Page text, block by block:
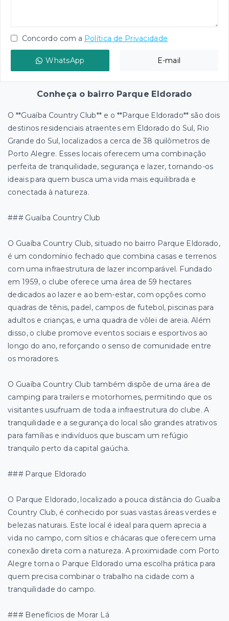
Concordo com a Política de Privacidade
WhatsApp E-mail
Conheça o bairro Parque Eldorado
O **Guaíba Country Club** e o **Parque Eldorado** são dois
destinos residenciais atraentes em Eldorado do Sul, Rio
Grande do Sul, localizados a cerca de 38 quilômetros de
Porto Alegre. Esses locais oferecem uma combinação
perfeita de tranquilidade, segurança e lazer, tornando-os
ideais para quem busca uma vida mais equilibrada e
conectada à natureza.
### Guaíba Country Club
O Guaíba Country Club, situado no bairro Parque Eldorado,
é um condomínio fechado que combina casas e terrenos
com uma infraestrutura de lazer incomparável. Fundado
em 1959, o clube oferece uma área de 59 hectares
dedicados ao lazer e ao bem-estar, com opções como
quadras de tênis, padel, campos de futebol, piscinas para
adultos e crianças, e uma quadra de vôlei de areia. Além
disso, o clube promove eventos sociais e esportivos ao
longo do ano, reforçando o senso de comunidade entre
os moradores.
O Guaíba Country Club também dispõe de uma área de
camping para trailers e motorhomes, permitindo que os
visitantes usufruam de toda a infraestrutura do clube. A
tranquilidade e a segurança do local são grandes atrativos
para famílias e indivíduos que buscam um refúgio
tranquilo perto da capital gaúcha.
### Parque Eldorado
O Parque Eldorado, localizado a pouca distância do Guaíba
Country Club, é conhecido por suas vastas áreas verdes e
belezas naturais. Este local é ideal para quem aprecia a
vida no campo, com sítios e chácaras que oferecem uma
conexão direta com a natureza. A proximidade com Porto
Alegre torna o Parque Eldorado uma escolha prática para
quem precisa combinar o trabalho na cidade com a
tranquilidade do campo.
### Benefícios de Morar Lá